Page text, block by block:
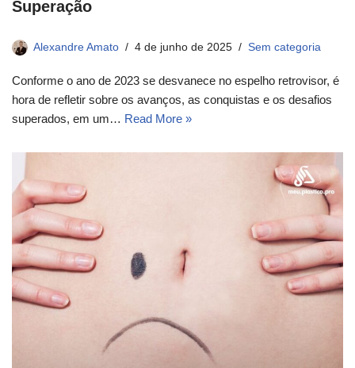
Superação
Alexandre Amato 4 de junho de 2025 Sem categoria
Conforme o ano de 2023 se desvanece no espelho retrovisor, é
hora de refletir sobre os avanços, as conquistas e os desafios
superados, em um… Read More »